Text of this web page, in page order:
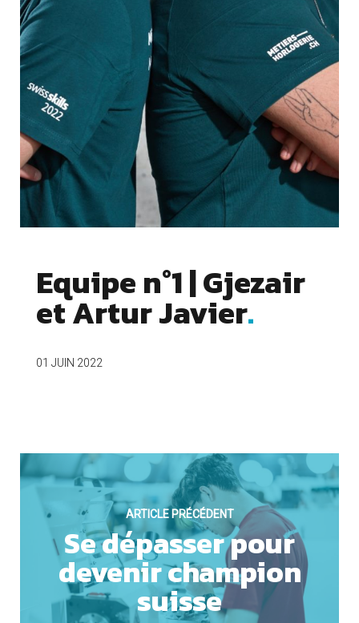
Equipe n°1 | Gjezair
et Artur Javier
01 JUIN 2022
ARTICLE PRÉCÉDENT
Se dépasser pour
devenir champion
suisse
Cookies essentiels
Cookies marketing